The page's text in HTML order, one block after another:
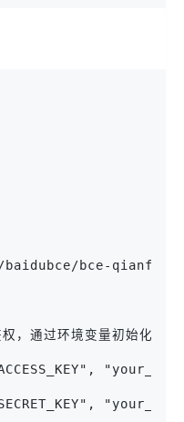
bce-qianfan-
，通过环境变量初始化